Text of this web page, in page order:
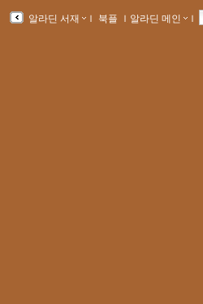
알라딘 서재 ｌ 북플 ｌ 알라딘 메인 ｌ